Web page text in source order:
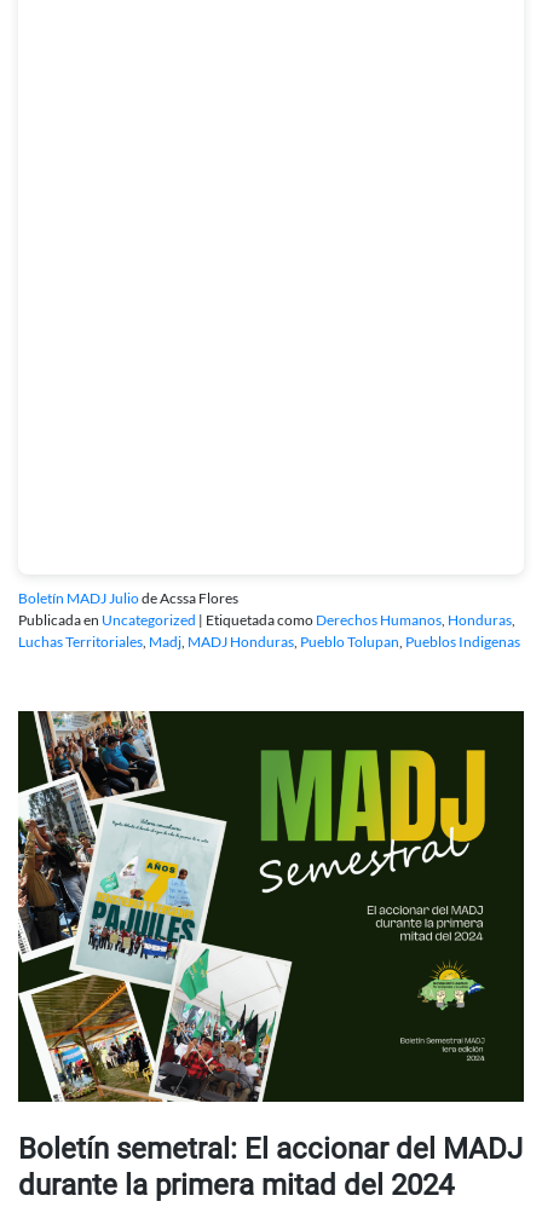
Boletín MADJ Juliode Acssa Flores
Publicada en Uncategorized | Etiquetada como Derechos Humanos, Honduras,
Luchas Territoriales, Madj, MADJ Honduras, Pueblo Tolupan, Pueblos Indigenas
Boletín semetral: El accionar del MADJ
durante la primera mitad del 2024